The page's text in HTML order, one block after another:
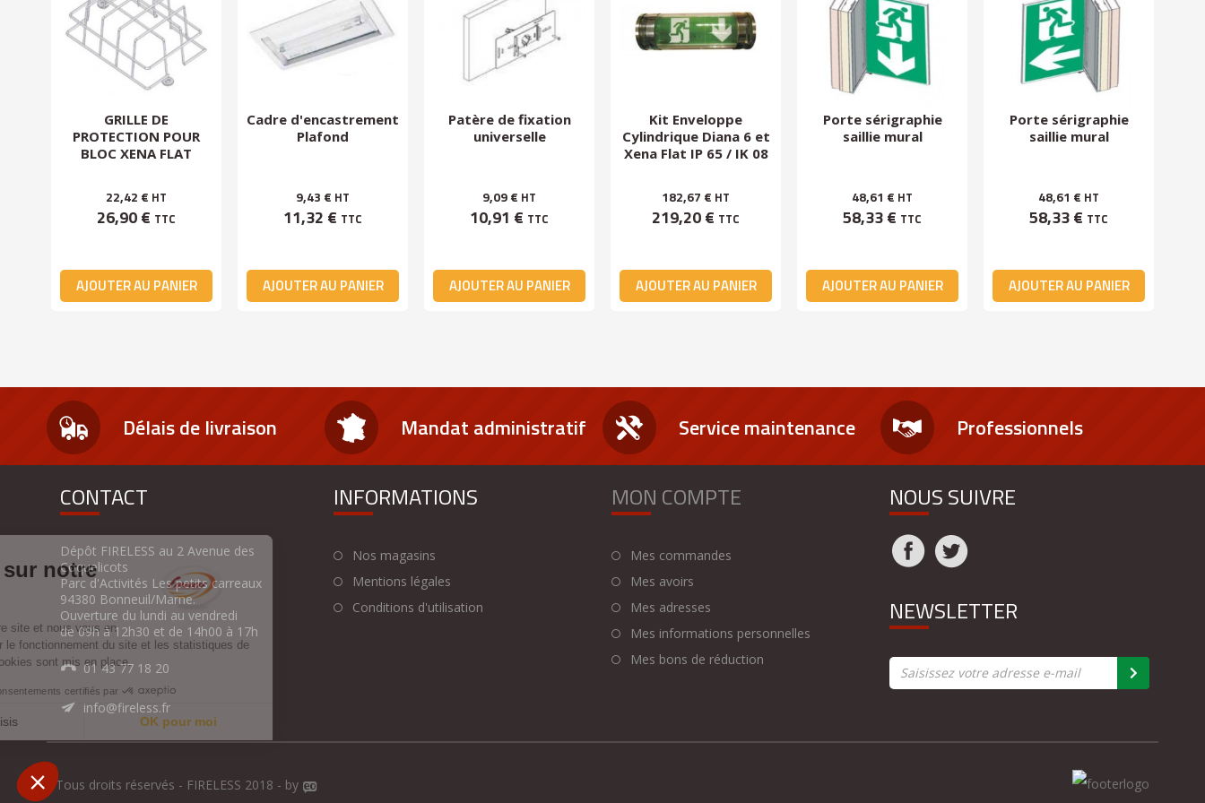
GRILLE DE
PROTECTION POUR
BLOC XENA FLAT
22,42 € HT
26,90 € TTC
AJOUTER AU PANIER
Cadre d'encastrement
Plafond
9,43 € HT
11,32 € TTC
AJOUTER AU PANIER
Patère de fixation
universelle
9,09 € HT
10,91 € TTC
AJOUTER AU PANIER
Kit Enveloppe
Cylindrique Diana 6 et
Xena Flat IP 65 / IK 08
182,67 € HT
219,20 € TTC
AJOUTER AU PANIER
Porte sérigraphie
saillie mural
48,61 € HT
58,33 € TTC
AJOUTER AU PANIER
Porte sérigraphie
saillie mural
48,61 € HT
58,33 € TTC
AJOUTER AU PANIER
Délais de livraison Mandat administratif Service maintenance Professionnels
CONTACT
Dépôt FIRELESS au 2 Avenue des
Coquelicots
Parc d'Activités Les petits carreaux
94380 Bonneuil/Marne.
Ouverture du lundi au vendredi
de 09h à 12h30 et de 14h00 à 17h
01 43 77 18 20
info@fireless.fr
INFORMATIONS
Nos magasins
Mentions légales
Conditions d'utilisation
MON COMPTE
Mes commandes
Mes avoirs
Mes adresses
Mes informations personnelles
Mes bons de réduction
NOUS SUIVRE
NEWSLETTER
Tous droits réservés - FIRELESS 2018 - by